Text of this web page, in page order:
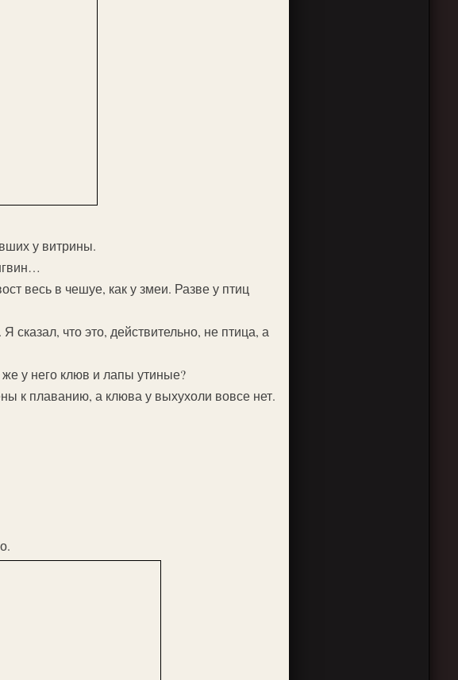
у витрины.
весь в чешуе, как у змеи. Разве у птиц
что это, действительно, не птица, а
у него клюв и лапы утиные?
к плаванию, а клюва у выхухоли вовсе нет.